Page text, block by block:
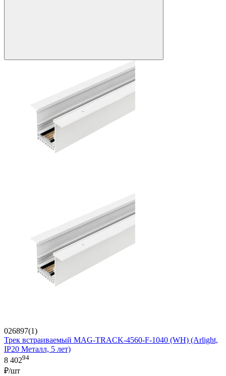
026897(1)
Трек встраиваемый MAG-TRACK-4560-F-1040 (WH) (Arlight,
IP20 Металл, 5 лет)
8 40294
₽/шт